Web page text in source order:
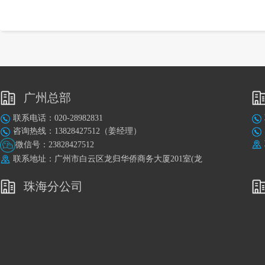
广州总部
联系电话：020-28982831
咨询热线：13828427512（姜经理）
微信号：23828427512
联系地址：广州市白云区龙归华侨商务大厦201室(龙
珠海分公司